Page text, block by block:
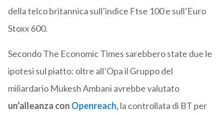
della telco britannica sull’indice Ftse 100 e sull’Euro
Stoxx 600.
Secondo The Economic Times sarebbero state due le
ipotesi sul piatto: oltre all’Opa il Gruppo del
miliardario Mukesh Ambani avrebbe valutato
un’alleanza con Openreach,la controllata di BT per